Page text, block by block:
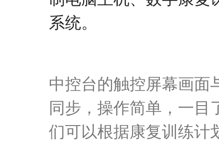
系统。
中控台的触控屏幕画面
同步，操作简单，一目
们可以根据康复训练计